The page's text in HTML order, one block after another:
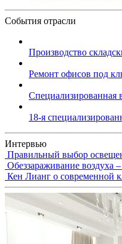
События отрасли
Производство
Ремонт офисов под
Специализированная
18-я
Интервью
Правильный выбор
Обеззараживание воздуха
Кен Лианг о современной